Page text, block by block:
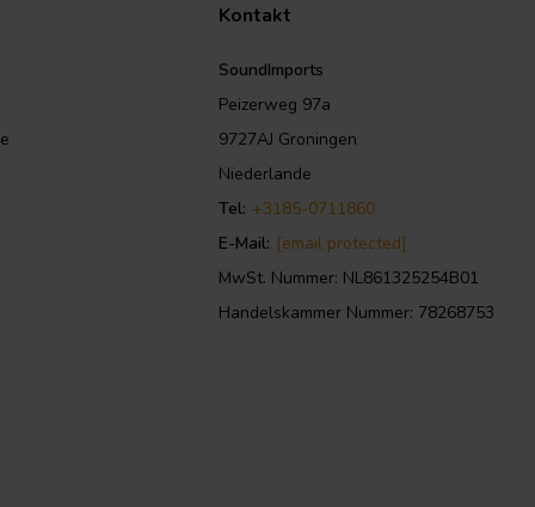
Kontakt
SoundImports
Peizerweg 97a
9727AJ Groningen
Niederlande
Tel: +3185-0711860
E-Mail: [email protected]
MwSt. Nummer: NL861325254B01
Handelskammer Nummer: 78268753